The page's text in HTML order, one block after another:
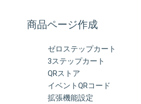
商品ページ作成
ゼロステップカート
3ステップカート
QRストア
イベントQRコード
拡張機能設定